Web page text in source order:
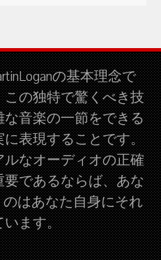
の基本理念で
の独特で驚くべき技
音楽の一節をできる
表現することです。
なオーディオの正確
であるならば、あな
のはあなた自身にそれ
います。